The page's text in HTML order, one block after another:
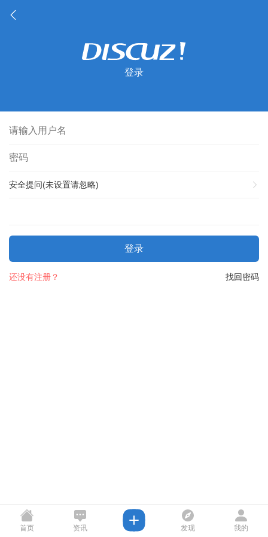
登录
安全提问(未设置请忽略)
登录
找回密码
还没有注册？
首页 资讯 发现 我的